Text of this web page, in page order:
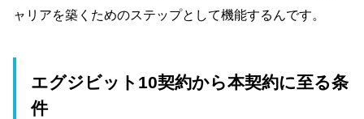
ャリアを築くためのステップとして機能するんです。
エグジビット10契約から本契約に至る条
件